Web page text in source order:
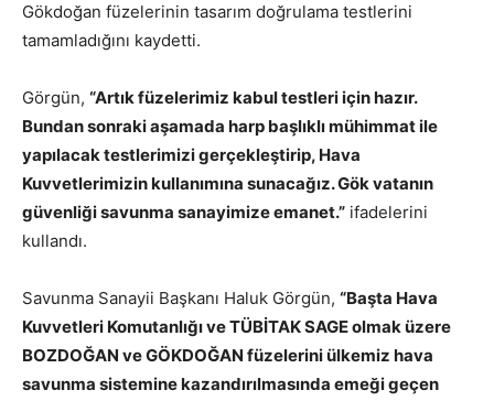
Gökdoğan füzelerinin tasarım doğrulama testlerini
tamamladığını kaydetti.
Görgün, “Artık füzelerimiz kabul testleri için hazır.
Bundan sonraki aşamada harp başlıklı mühimmat ile
yapılacak testlerimizi gerçekleştirip, Hava
Kuvvetlerimizin kullanımına sunacağız. Gök vatanın
güvenliği savunma sanayimize emanet.” ifadelerini
kullandı.
Savunma Sanayii Başkanı Haluk Görgün, “Başta Hava
Kuvvetleri Komutanlığı ve TÜBİTAK SAGE olmak üzere
BOZDOĞAN ve GÖKDOĞAN füzelerini ülkemiz hava
savunma sistemine kazandırılmasında emeği geçen